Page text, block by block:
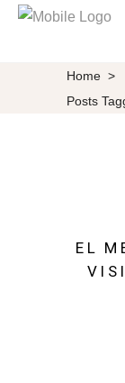
Home >
Posts
EL